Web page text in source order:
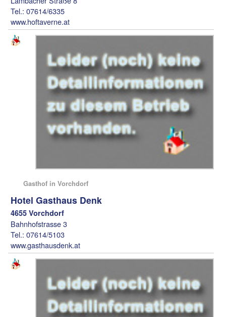
Tel.: 07614/6335
www.hoftaverne.at
Gasthof in Vorchdorf
Hotel Gasthaus Denk
4655 Vorchdorf
Bahnhofstrasse 3
Tel.: 07614/5103
www.gasthausdenk.at